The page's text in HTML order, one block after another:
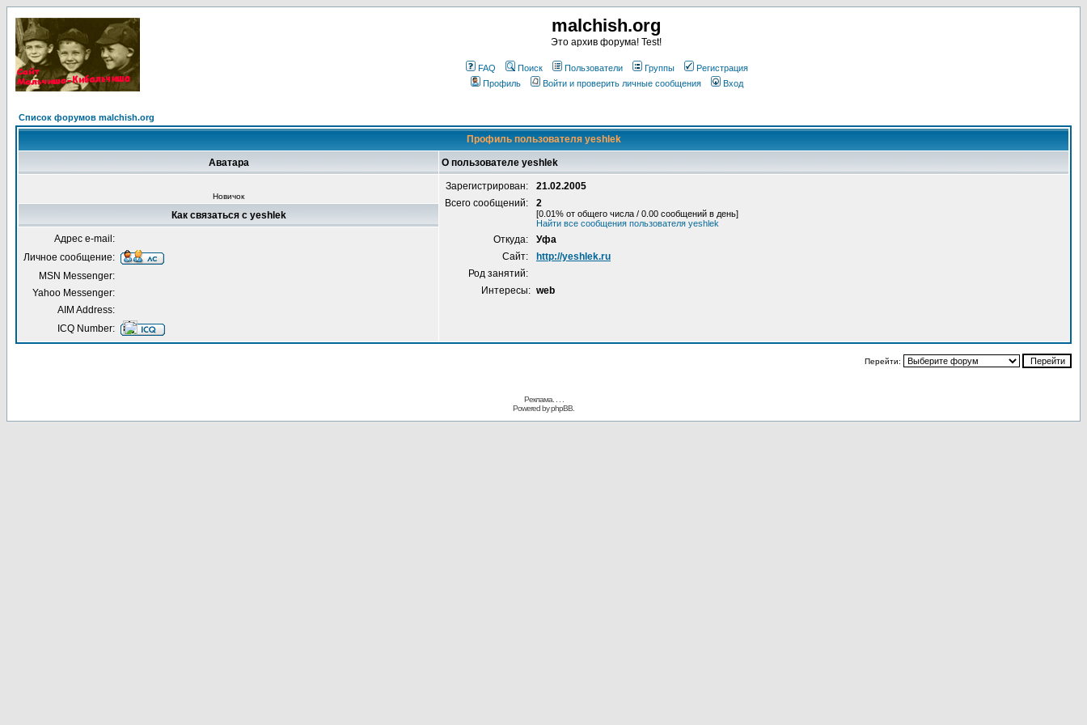
malchish.org
Это архив форума! Test!
FAQ Поиск Пользователи Группы
Регистрация
Профиль
Войти и проверить личные сообщения Вход
Список форумов malchish.org
Профиль пользователя yeshlek
Аватара О пользователе yeshlek
Новичок
Зарегистрирован:
21.02.2005
Всего сообщений:
2
[0.01% от общего числа / 0.00 сообщений в день]
Найти все сообщения пользователя yeshlek
Откуда:
Уфа
Сайт:
http://yeshlek.ru
Род занятий:
Интересы: web
Как связаться с yeshlek
Адрес e-mail:
Личное сообщение:
MSN Messenger:
Yahoo Messenger:
AIM Address:
ICQ Number:
Перейти:
Реклама. . .
Powered byphpBB.